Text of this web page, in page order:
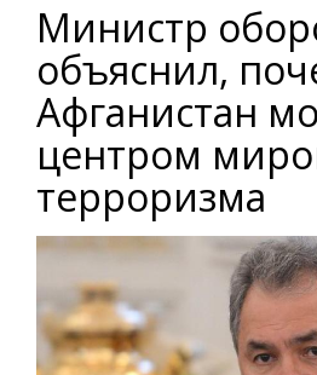
Министр
объяснил,
Афганистан
центром
терроризма